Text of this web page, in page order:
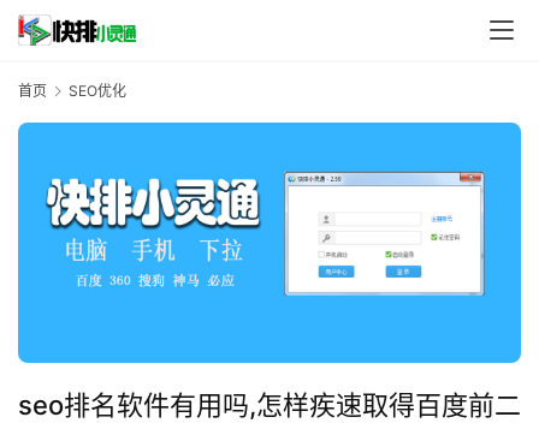
首页 SEO优化
seo排名软件有用吗,怎样疾速取得百度前二